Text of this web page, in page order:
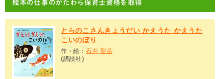
絵本の仕事のかたわら保育士資格を取得
とらのこさんきょうだい かえうた かえうた
こいのぼり
作・絵： 石井 聖岳
(講談社)